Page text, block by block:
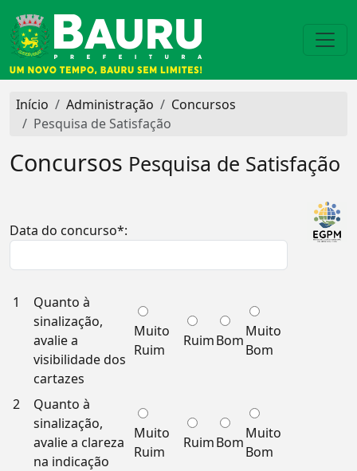
Início Administração
Concursos
Pesquisa de Satisfação
Concursos Pesquisa de Satisfação
Data do concurso*:
1
Quanto à
sinalização,
avalie a
visibilidade dos
cartazes
Muito
Ruim
RuimBom
Muito
Bom
2
Quanto à
sinalização,
avalie a clareza
na indicação
Muito
Ruim
RuimBom
Muito
Bom